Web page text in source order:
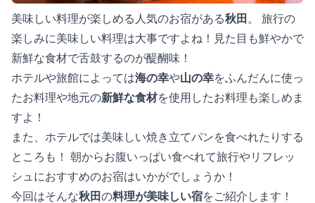
美味しい料理が楽しめる人気のお宿がある秋田 。 旅行の
楽しみに美味しい料理は大事ですよね！見た目も鮮やかで
新鮮な食材で舌鼓するのが醍醐味！
ホテルや旅館によっては海の幸や山の幸をふんだんに使っ
たお料理や地元の新鮮な食材を使用したお料理も楽しめま
すよ！
また、ホテルでは美味しい焼き立てパンを食べれたりする
ところも！ 朝からお腹いっぱい食べれて旅行やリフレッ
シュにおすすめのお宿はいかがでしょうか！
今回はそんな秋田の料理が美味しい宿をご紹介します！